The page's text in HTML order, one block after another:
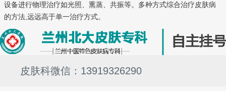
设备进行物理治疗如光照、熏蒸、共振等。多种方式综合治疗皮肤病
的方法,远远高于单一治疗方式。
皮肤科微信：13919326290